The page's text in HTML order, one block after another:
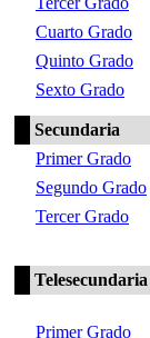
Cuarto Grado
Quinto Grado
Sexto Grado
Secundaria
Primer Grado
Segundo Grado
Tercer Grado
Telesecundaria
Primer Grado